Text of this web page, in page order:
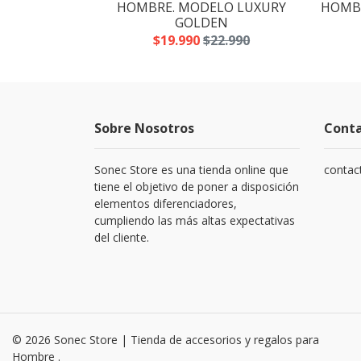
HOMBRE. MODELO LUXURY
GOLDEN
$19.990$22.990
Sobre Nosotros
Sonec Store es una tienda online que
tiene el objetivo de poner a disposición
elementos diferenciadores,
cumpliendo las más altas expectativas
del cliente.
© 2026 Sonec Store | Tienda de accesorios y regalos para
Hombre .